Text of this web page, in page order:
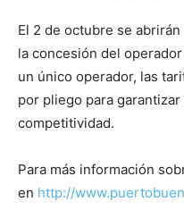
El 2 de octubre se
la concesión del
un único operador, las
por pliego para
competitividad.
Para más información
en http://